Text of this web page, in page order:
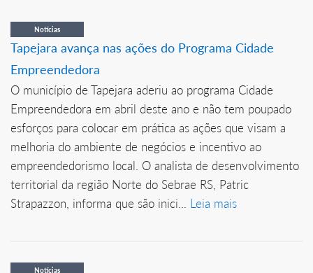
Notícias
Tapejara avança nas ações do Programa Cidade
Empreendedora
O município de Tapejara aderiu ao programa Cidade
Empreendedora em abril deste ano e não tem poupado
esforços para colocar em prática as ações que visam a
melhoria do ambiente de negócios e incentivo ao
empreendedorismo local. O analista de desenvolvimento
territorial da região Norte do Sebrae RS, Patric
Strapazzon, informa que são inici... Leia mais
Notícias